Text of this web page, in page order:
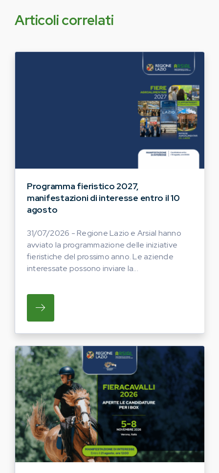
Articoli correlati
Programma fieristico 2027,
manifestazioni di interesse entro il 10
agosto
31/07/2026 - Regione Lazio e Arsial hanno
avviato la programmazione delle iniziative
fieristiche del prossimo anno. Le aziende
interessate possono inviare la...
SU REGIONE LAZIO E ARSIAL HANNO